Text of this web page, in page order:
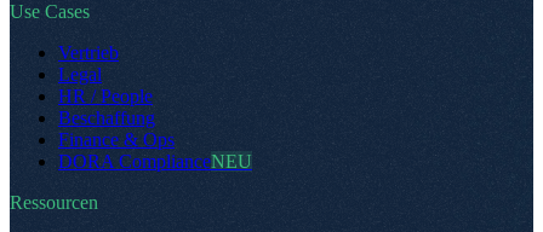
Use Cases
Vertrieb
Legal
HR / People
Beschaffung
Finance & Ops
DORA ComplianceNEU
Ressourcen